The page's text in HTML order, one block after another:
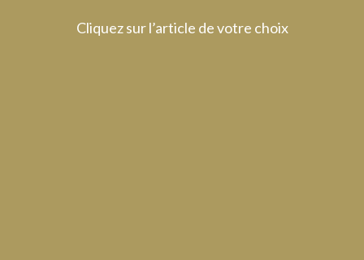
Cliquez sur l’article de votre choix